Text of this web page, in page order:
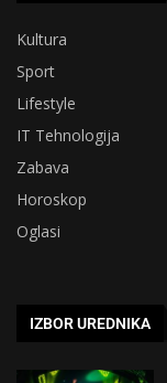
Kultura
Sport
Lifestyle
IT Tehnologija
Zabava
Horoskop
Oglasi
IZBOR UREDNIKA